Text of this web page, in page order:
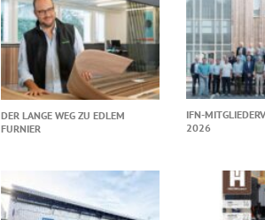
DER LANGE WEG ZU EDLEM
FURNIER
IFN-
2026